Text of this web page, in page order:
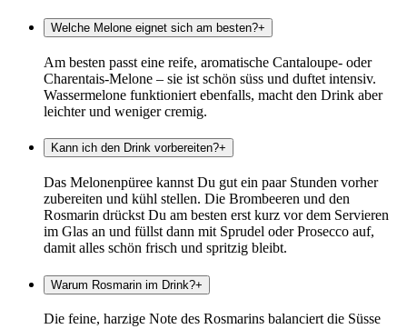
Welche Melone eignet sich am besten?+
Am besten passt eine reife, aromatische Cantaloupe- oder
Charentais-Melone – sie ist schön süss und duftet intensiv.
Wassermelone funktioniert ebenfalls, macht den Drink aber
leichter und weniger cremig.
Kann ich den Drink vorbereiten?+
Das Melonenpüree kannst Du gut ein paar Stunden vorher
zubereiten und kühl stellen. Die Brombeeren und den
Rosmarin drückst Du am besten erst kurz vor dem Servieren
im Glas an und füllst dann mit Sprudel oder Prosecco auf,
damit alles schön frisch und spritzig bleibt.
Warum Rosmarin im Drink?+
Die feine, harzige Note des Rosmarins balanciert die Süsse